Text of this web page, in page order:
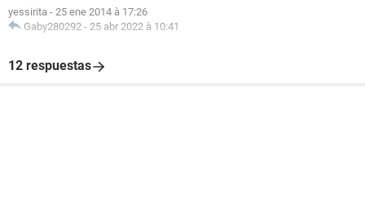
yessirita - 25 ene 2014 à 17:26
Gaby280292 - 25 abr 2022 à 10:41
12 respuestas